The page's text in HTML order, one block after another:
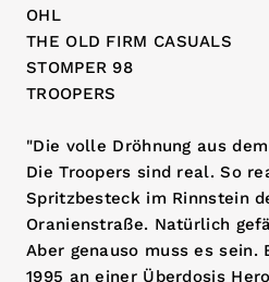
OHL
THE OLD FIRM CASUALS
STOMPER 98
TROOPERS
"Die volle Dröhnung aus
Die Troopers sind real. So
Spritzbesteck im Rinnstein
Oranienstraße. Natürlich
Aber genauso muss es sein.
1995 an einer Überdosis